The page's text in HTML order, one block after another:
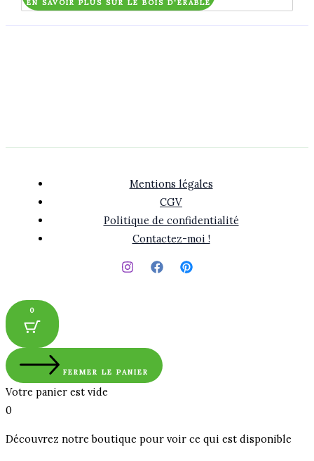
EN SAVOIR PLUS SUR LE BOIS D'ÉRABLE
Mentions légales
CGV
Politique de confidentialité
Contactez-moi !
0
FERMER LE PANIER
Votre panier est vide
0
Découvrez notre boutique pour voir ce qui est disponible